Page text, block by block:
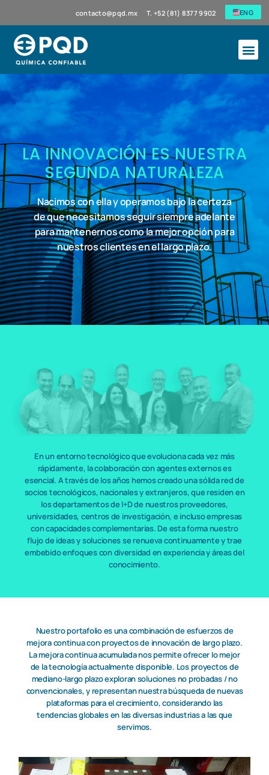
contacto@pqd.mx T. +52 (81) 8377 9902 ENG
LA INNOVACIÓN ES NUESTRA
SEGUNDA NATURALEZA
Nacimos con ella y operamos bajo la certeza
de que necesitamos seguir siempre adelante
para mantenernos como la mejor opción para
nuestros clientes en el largo plazo.
En un entorno tecnológico que evoluciona cada vez más
rápidamente, la colaboración con agentes externos es
esencial. A través de los años hemos creado una sólida red de
socios tecnológicos, nacionales y extranjeros, que residen en
los departamentos de I+D de nuestros proveedores,
universidades, centros de investigación, e incluso empresas
con capacidades complementarias. De esta forma nuestro
flujo de ideas y soluciones se renueva continuamente y trae
embebido enfoques con diversidad en experiencia y áreas del
conocimiento.
Nuestro portafolio es una combinación de esfuerzos de
mejora continua con proyectos de innovación de largo plazo.
La mejora continua acumulada nos permite ofrecer lo mejor
de la tecnología actualmente disponible. Los proyectos de
mediano-largo plazo exploran soluciones no probadas / no
convencionales, y representan nuestra búsqueda de nuevas
plataformas para el crecimiento, considerando las
tendencias globales en las diversas industrias a las que
servimos.